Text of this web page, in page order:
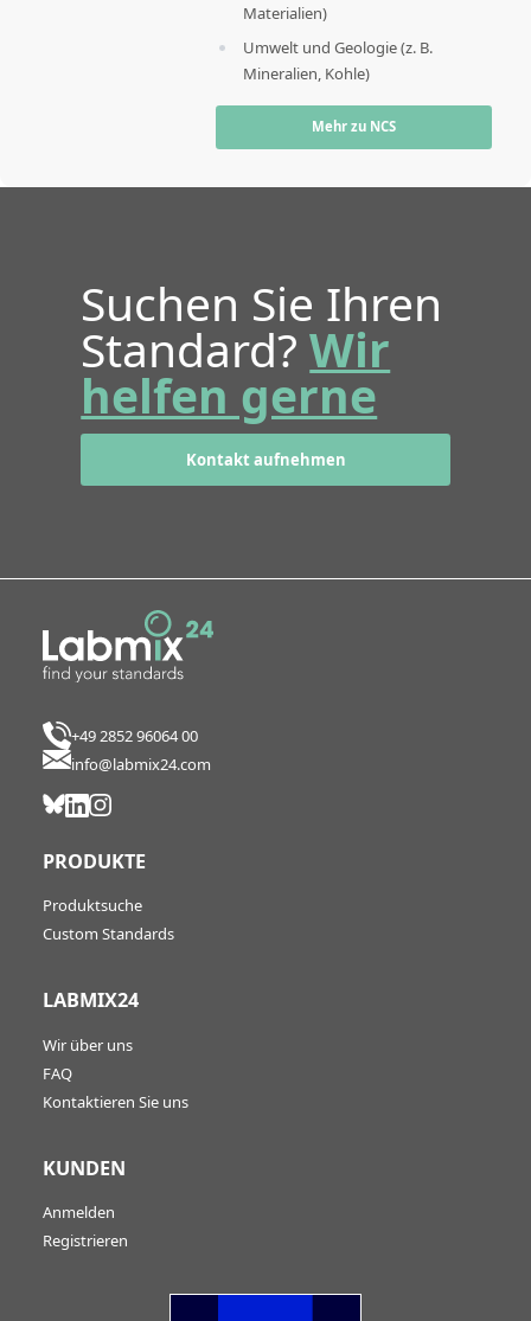
Materialien)
Umwelt und Geologie (z. B.
Mineralien, Kohle)
Mehr zu NCS
Suchen Sie Ihren
Standard?Wir
helfen gerne
Kontakt aufnehmen
+49 2852 96064 00
info@labmix24.com
PRODUKTE
Produktsuche
Custom Standards
LABMIX24
Wir über uns
FAQ
Kontaktieren Sie uns
KUNDEN
Anmelden
Registrieren